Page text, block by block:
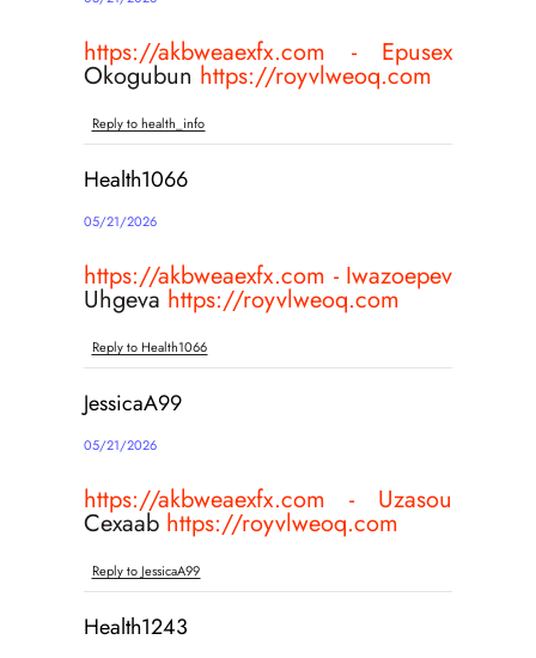
https://akbweaexfx.com - Epusex
Okogubun https://royvlweoq.com
Reply to health_info
Health1066
05/21/2026
https://akbweaexfx.com - Iwazoepev
Uhgeva https://royvlweoq.com
Reply to Health1066
JessicaA99
05/21/2026
https://akbweaexfx.com - Uzasou
Cexaab https://royvlweoq.com
Reply to JessicaA99
Health1243